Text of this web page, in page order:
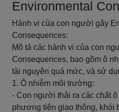
Environmental
Hành vi của con người gây
Consequences:
Mô tả các hành vi của con
Consequences, bao gồm ô
tài nguyên quá mức, và sử
1. Ô nhiễm môi trường:
- Con người thải ra các chất
phương tiện giao thông, khói